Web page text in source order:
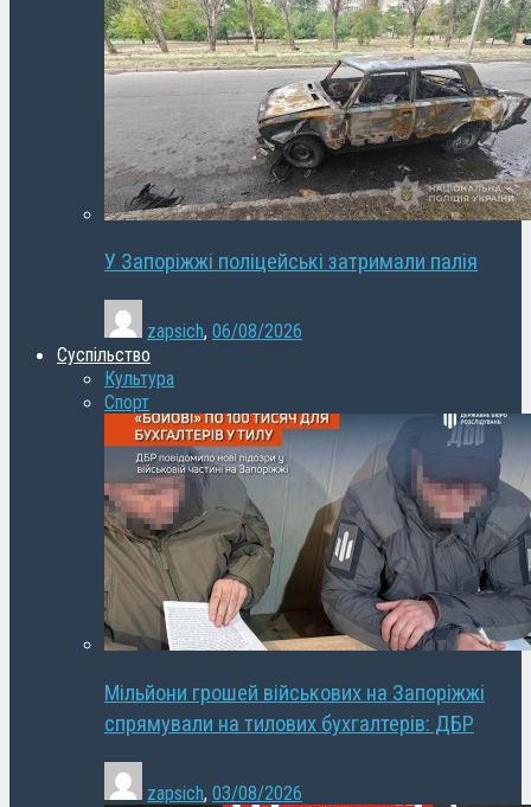
У Запоріжжі поліцейські затримали палія
zapsich, 06/08/2026
Суспільство
Культура
Спорт
Мільйони грошей військових на Запоріжжі
спрямували на тилових бухгалтерів: ДБР
zapsich, 03/08/2026